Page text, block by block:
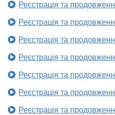
Реєстрація та
Реєстрація та
Реєстрація та
Реєстрація та
Реєстрація та
Реєстрація та
Реєстрація та